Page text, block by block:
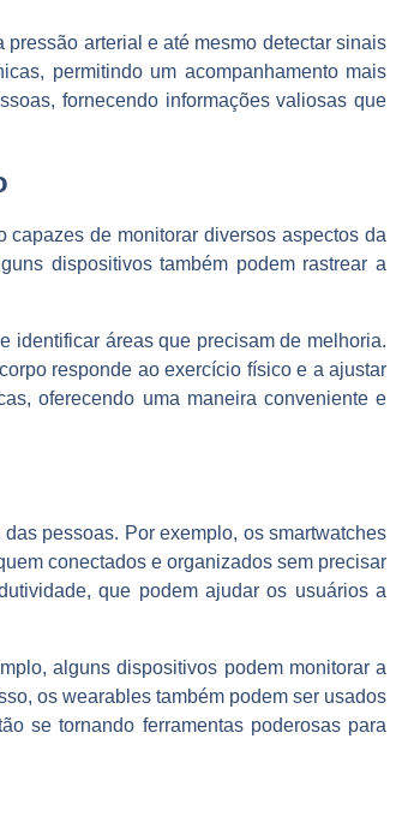
arterial e até mesmo detectar sinais
permitindo um acompanhamento mais
fornecendo informações valiosas que
de monitorar diversos aspectos da
dispositivos também podem rastrear a
identificar áreas que precisam de melhoria.
responde ao exercício físico e a ajustar
oferecendo uma maneira conveniente e
pessoas. Por exemplo, os smartwatches
conectados e organizados sem precisar
que podem ajudar os usuários a
alguns dispositivos podem monitorar a
os wearables também podem ser usados
se tornando ferramentas poderosas para